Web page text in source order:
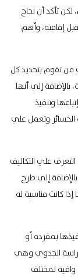
تأكد أن نجاح
إقامته، وأهم
تقوم بتحديد كل
إلي أنها
وتنفيذ
وتعمل علي
علي التكاليف
إلي طرح
كانت مناسبة له
بمفرده أو
الجدوي وهي
لمختلف